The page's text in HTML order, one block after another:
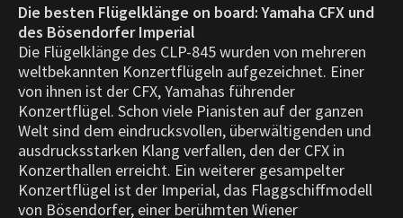
Die besten Flügelklänge on board: Yamaha CFX und
des Bösendorfer Imperial
Die Flügelklänge des CLP-845 wurden von mehreren
weltbekannten Konzertflügeln aufgezeichnet. Einer
von ihnen ist der CFX, Yamahas führender
Konzertflügel. Schon viele Pianisten auf der ganzen
Welt sind dem eindrucksvollen, überwältigenden und
ausdrucksstarken Klang verfallen, den der CFX in
Konzerthallen erreicht. Ein weiterer gesampelter
Konzertflügel ist der Imperial, das Flaggschiffmodell
von Bösendorfer, einer berühmten Wiener